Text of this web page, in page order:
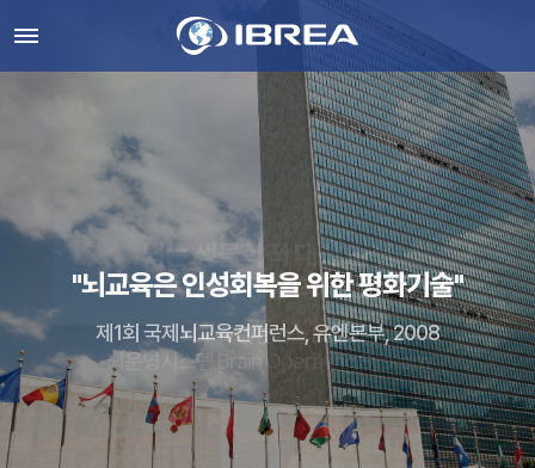
뇌는 생물학적 대상 아닌
활용과 계발의 대상
뇌교육 원천기술 B.O.S
뇌운영시스템 Brain Operating System
인공지능 시대, 자연지능의 회복과 계발
뇌교육은 휴먼테크놀로지(Human Technology)
"뇌교육은 인성회복을 위한 평화기술"
제1회 국제뇌교육컨퍼런스, 유엔본부, 2008
뇌는 생물학적 대상 아닌
활용과 계발의 대상
뇌교육 원천기술 B.O.S
뇌운영시스템 Brain Operating System
인공지능 시대, 자연지능의 회복과 계발
뇌교육은 휴먼테크놀로지(Human Technology)